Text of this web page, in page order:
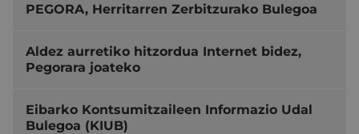
PEGORA, Herritarren Zerbitzurako Bulegoa
Aldez aurretiko hitzordua Internet bidez,
Pegorara joateko
Eibarko Kontsumitzaileen Informazio Udal
Bulegoa (KIUB)